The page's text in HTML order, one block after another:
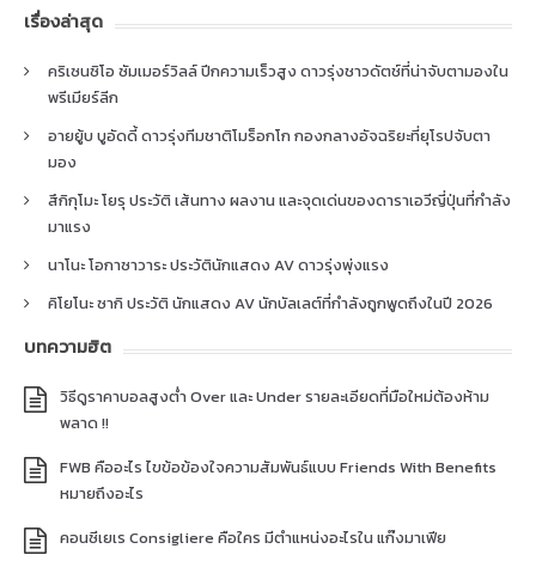
เรื่องล่าสุด
คริเซนซิโอ ซัมเมอร์วิลล์ ปีกความเร็วสูง ดาวรุ่งชาวดัตช์ที่น่าจับตามองใน
พรีเมียร์ลีก
อายยู้บ บูอัดดี้ ดาวรุ่งทีมชาติโมร็อกโก กองกลางอัจฉริยะที่ยุโรปจับตา
มอง
สึกิกุโมะ โยรุ ประวัติ เส้นทาง ผลงาน และจุดเด่นของดาราเอวีญี่ปุ่นที่กำลัง
มาแรง
นาโนะ โอกาซาวาระ ประวัตินักแสดง AV ดาวรุ่งพุ่งแรง
คิโยโนะ ซากิ ประวัติ นักแสดง AV นักบัลเลต์ที่กำลังถูกพูดถึงในปี 2026
บทความฮิต
วิธีดูราคาบอลสูงต่ำ Over และ Under รายละเอียดที่มือใหม่ต้องห้าม
พลาด !!
FWB คืออะไร ไขข้อข้องใจความสัมพันธ์แบบ Friends With Benefits
หมายถึงอะไร
คอนซีเยเร Consigliere คือใคร มีตำแหน่งอะไรใน แก๊งมาเฟีย